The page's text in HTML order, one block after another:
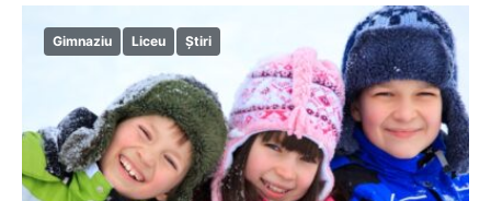
Gimnaziu Liceu Știri